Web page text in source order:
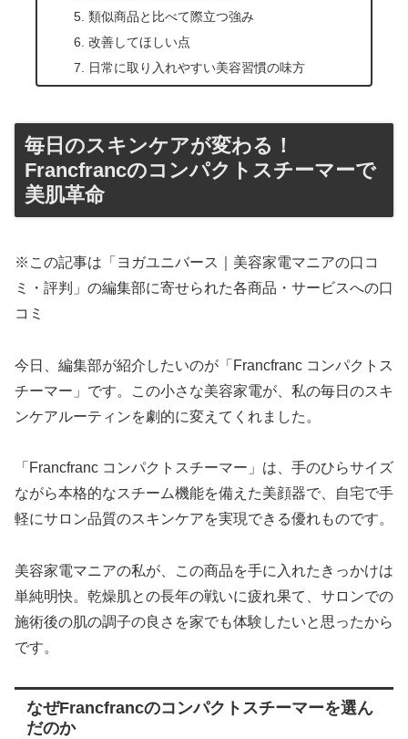
類似商品と比べて際立つ強み
改善してほしい点
日常に取り入れやすい美容習慣の味方
毎日のスキンケアが変わる！
Francfrancのコンパクトスチーマーで
美肌革命
※この記事は「ヨガユニバース｜美容家電マニアの口コ
ミ・評判」の編集部に寄せられた各商品・サービスへの口
コミ
今日、編集部が紹介したいのが「Francfranc コンパクトス
チーマー」です。この小さな美容家電が、私の毎日のスキ
ンケアルーティンを劇的に変えてくれました。
「Francfranc コンパクトスチーマー」は、手のひらサイズ
ながら本格的なスチーム機能を備えた美顔器で、自宅で手
軽にサロン品質のスキンケアを実現できる優れものです。
美容家電マニアの私が、この商品を手に入れたきっかけは
単純明快。乾燥肌との長年の戦いに疲れ果て、サロンでの
施術後の肌の調子の良さを家でも体験したいと思ったから
です。
なぜFrancfrancのコンパクトスチーマーを選ん
だのか